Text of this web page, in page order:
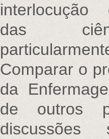
interlocução
das
Comparar o
da
de outros